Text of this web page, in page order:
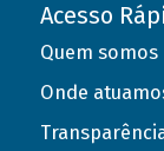
Acesso
Quem somos
Onde